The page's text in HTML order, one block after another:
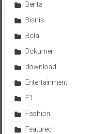
Berita
Bisnis
Bola
Dokumen
download
Entertainment
F1
Fashion
Featured